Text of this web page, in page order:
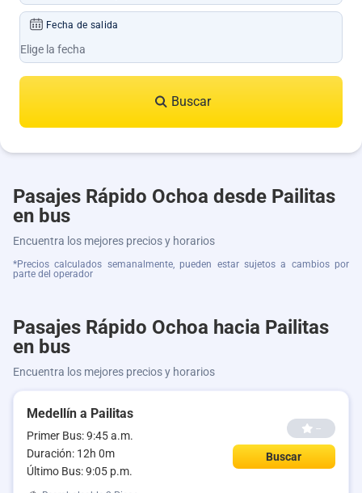
Fecha de salida
Buscar
Pasajes Rápido Ochoa desde Pailitas
en bus
Encuentra los mejores precios y horarios
*Precios calculados semanalmente, pueden estar sujetos a cambios por
parte del operador
Pasajes Rápido Ochoa hacia Pailitas
en bus
Encuentra los mejores precios y horarios
Medellín a Pailitas
Primer Bus: 9:45 a.m.
Duración: 12h 0m
Último Bus: 9:05 p.m.
--
Buscar